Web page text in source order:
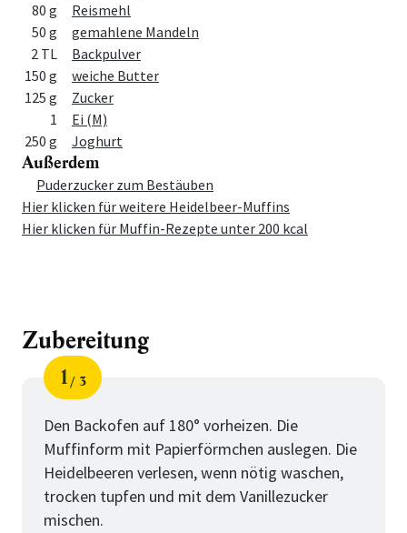
80 g
Reismehl
50 g
gemahlene Mandeln
2 TL
Backpulver
150 g
weiche Butter
125 g
Zucker
1
Ei (M)
250 g
Joghurt
Außerdem
MengeZutat
Puderzucker zum Bestäuben
Hier klicken für weitere Heidelbeer-Muffins
Hier klicken für Muffin-Rezepte unter 200 kcal
Zubereitung
Schritt
1
von
3
Den Backofen auf 180° vorheizen. Die
Muffinform mit Papierförmchen auslegen. Die
Heidelbeeren verlesen, wenn nötig waschen,
trocken tupfen und mit dem Vanillezucker
mischen.